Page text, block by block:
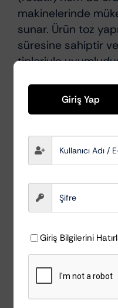
makinelerinde
sunar. Ürün toz
süresine sahiptir
tipleriyle
tutkunlarıiçin ideal
Yüksek
giderir
Uzun
kullanım
Rotary ve
Giriş Yap
Giriş Bilgilerini